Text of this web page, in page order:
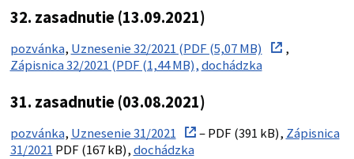
32. zasadnutie (13.09.2021)
pozvánka, Uznesenie 32/2021 (PDF (5,07 MB)
,
Zápisnica 32/2021 (PDF (1,44 MB),dochádzka
31. zasadnutie (03.08.2021)
pozvánka, Uznesenie 31/2021 – PDF (391 kB), Zápisnica
31/2021 PDF (167 kB),dochádzka